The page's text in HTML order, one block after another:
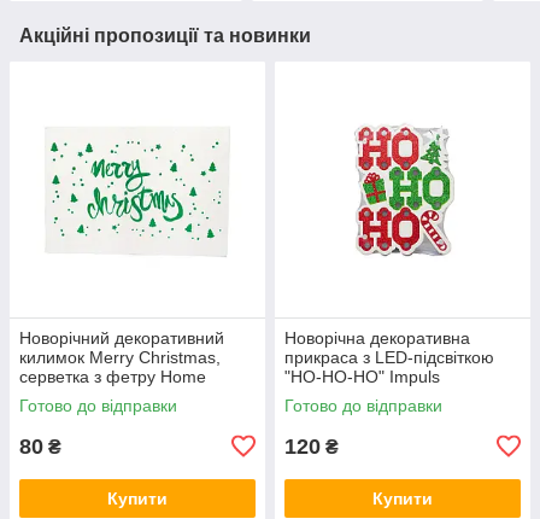
Акційні пропозиції та новинки
Новорічний декоративний
килимок Merry Christmas,
серветка з фетру Home
Accents, 35 х 50 см
Готово до відправки
80 ₴
Купити
Новорічна декоративна
прикраса з LED-підсвіткою
"HO-HO-HO" Impuls
Готово до відправки
120 ₴
Купити